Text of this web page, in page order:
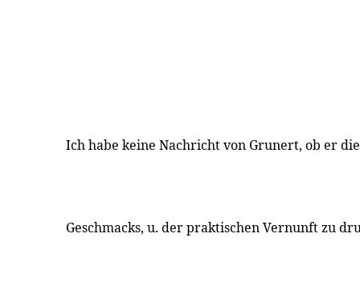
Ich habe keine Nachricht von Grunert, ob er
Geschmacks, u. der praktischen Vernunft zu